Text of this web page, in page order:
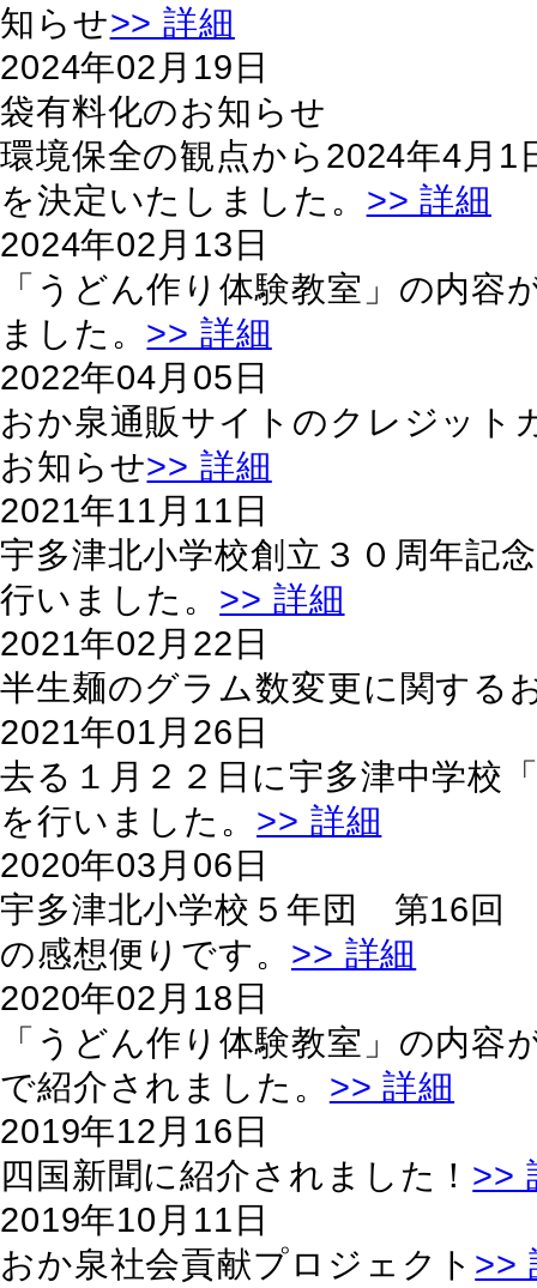
知らせ>> 詳細
2024年02月19日
袋有料化のお知らせ
環境保全の観点から2024年4月1
を決定いたしました。 >> 詳細
2024年02月13日
「うどん作り体験教室」の内容
ました。 >> 詳細
2022年04月05日
おか泉通販サイトのクレジット
お知らせ>> 詳細
2021年11月11日
宇多津北小学校創立３０周年記
行いました。 >> 詳細
2021年02月22日
半生麺のグラム数変更に関する
2021年01月26日
去る１月２２日に宇多津中学校
を行いました。 >> 詳細
2020年03月06日
宇多津北小学校５年団 第16回
の感想便りです。 >> 詳細
2020年02月18日
「うどん作り体験教室」の内容
で紹介されました。 >> 詳細
2019年12月16日
四国新聞に紹介されました！ >>
2019年10月11日
おか泉社会貢献プロジェクト >>